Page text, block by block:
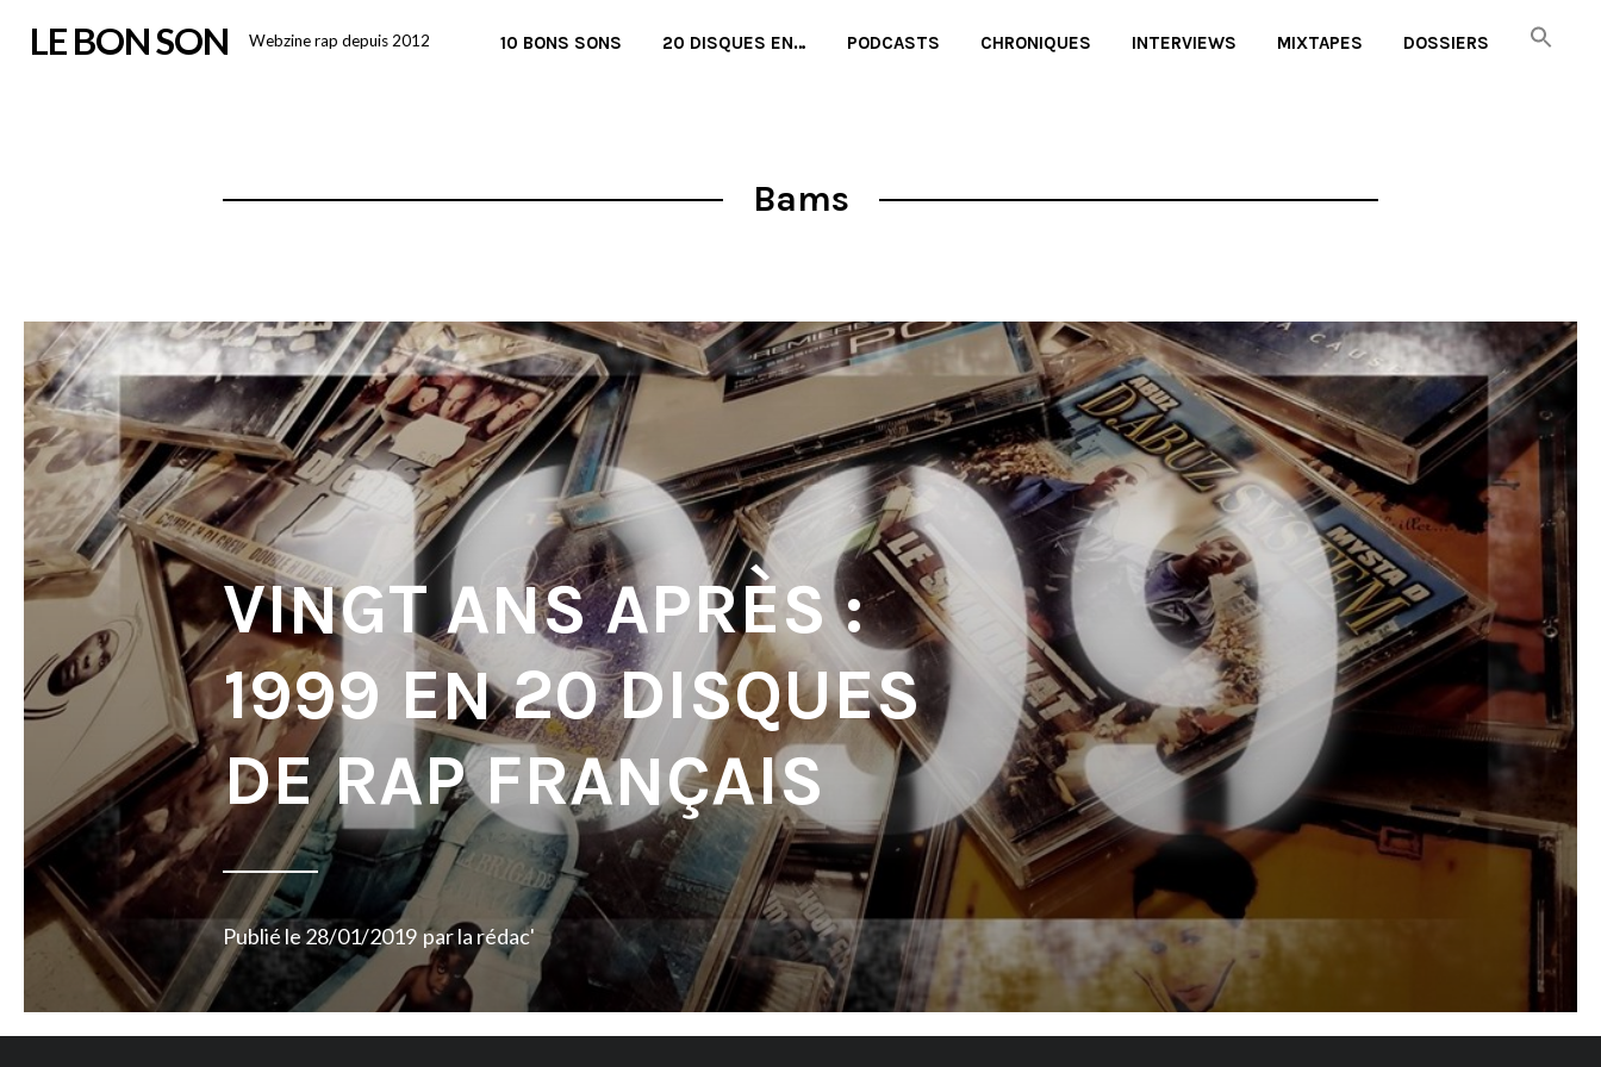
LE BON SON Webzine rap depuis 2012 10 BONS SONS 20 DISQUES EN… PODCASTS CHRONIQUES INTERVIEWS MIXTAPES DOSSIERS
Bams
VINGT ANS APRÈS :
1999 EN 20 DISQUES
DE RAP FRANÇAIS
Publié le28/01/2019 parla rédac'